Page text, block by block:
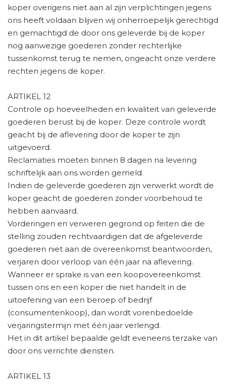
koper overigens niet aan al zijn verplichtingen jegens
ons heeft voldaan blijven wij onherroepelijk gerechtigd
en gemachtigd de door ons geleverde bij de koper
nog aanwezige goederen zonder rechterlijke
tussenkomst terug te nemen, ongeacht onze verdere
rechten jegens de koper.
ARTIKEL 12
Controle op hoeveelheden en kwaliteit van geleverde
goederen berust bij de koper. Deze controle wordt
geacht bij de aflevering door de koper te zijn
uitgevoerd.
Reclamaties moeten binnen 8 dagen na levering
schriftelijk aan ons worden gemeld.
Indien de geleverde goederen zijn verwerkt wordt de
koper geacht de goederen zonder voorbehoud te
hebben aanvaard.
Vorderingen en verweren gegrond op feiten die de
stelling zouden rechtvaardigen dat de afgeleverde
goederen niet aan de overeenkomst beantwoorden,
verjaren door verloop van één jaar na aflevering.
Wanneer er sprake is van een koopovereenkomst
tussen ons en een koper die niet handelt in de
uitoefening van een beroep of bedrijf
(consumentenkoop), dan wordt vorenbedoelde
verjaringstermijn met één jaar verlengd.
Het in dit artikel bepaalde geldt eveneens terzake van
door ons verrichte diensten.
ARTIKEL 13